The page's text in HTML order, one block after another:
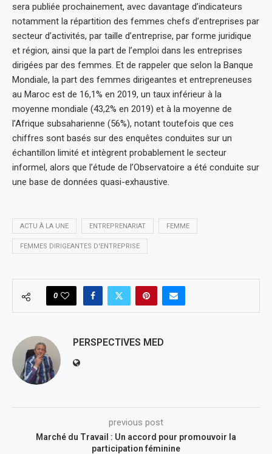
sera publiée prochainement, avec davantage d’indicateurs
notamment la répartition des femmes chefs d’entreprises par
secteur d’activités, par taille d’entreprise, par forme juridique
et région, ainsi que la part de l’emploi dans les entreprises
dirigées par des femmes. Et de rappeler que selon la Banque
Mondiale, la part des femmes dirigeantes et entrepreneuses
au Maroc est de 16,1% en 2019, un taux inférieur à la
moyenne mondiale (43,2% en 2019) et à la moyenne de
l’Afrique subsaharienne (56%), notant toutefois que ces
chiffres sont basés sur des enquêtes conduites sur un
échantillon limité et intègrent probablement le secteur
informel, alors que l’étude de l’Observatoire a été conduite sur
une base de données quasi-exhaustive.
ACTU À LA UNE ENTREPRENARIAT FEMME
FEMMES DIRIGEANTES D'ENTREPRISE
0
PERSPECTIVES MED
previous post
Marché du Travail : Un accord pour promouvoir la
participation féminine